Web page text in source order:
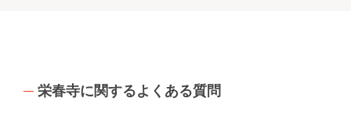
栄春寺に関するよくある質問